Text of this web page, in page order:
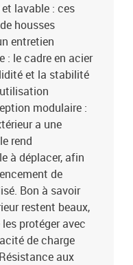
lavable : ces
housses
entretien
: le cadre en acier
et la stabilité
modulaire :
a une
rend
à déplacer, afin
de
Bon à savoir
restent beaux,
protéger avec
de charge
aux